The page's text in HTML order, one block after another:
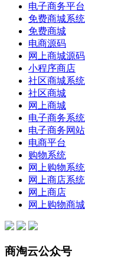
电子商务平台
免费商城系统
免费商城
电商源码
网上商城源码
小程序商店
社区商城系统
社区商城
网上商城
电子商务系统
电子商务网站
电商平台
购物系统
网上购物系统
网上商店系统
网上商店
网上购物商城
商淘云公众号